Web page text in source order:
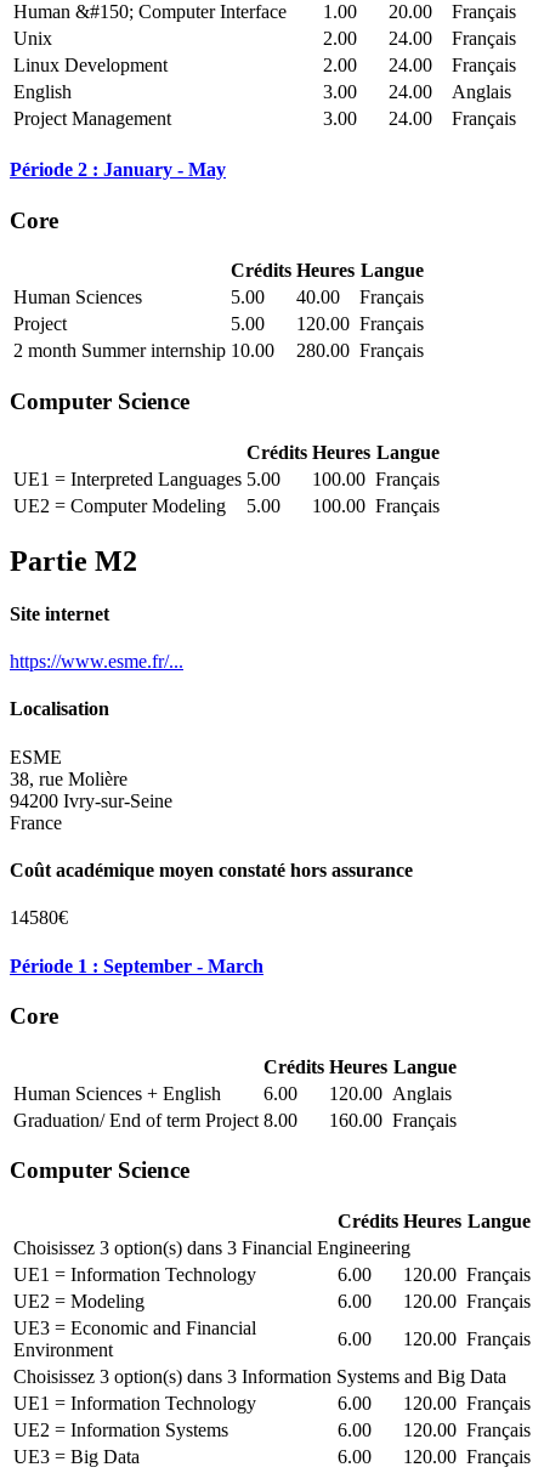
Human &#150; Computer Interface
1.00 20.00
Français
Unix
2.00 24.00
Français
Linux Development
2.00 24.00
Français
English
3.00 24.00
Anglais
Project Management
3.00 24.00 Français
Période 2 : January - May
Core
Crédits Heures Langue
Human Sciences
5.00 40.00
Français
Project
5.00 120.00 Français
2 month Summer internship 10.00 280.00 Français
Computer Science
Crédits Heures Langue
UE1 = Interpreted Languages 5.00 100.00 Français
UE2 = Computer Modeling
5.00 100.00 Français
Partie M2
Site internet
https://www.esme.fr/...
Localisation
ESME
38, rue Molière
94200 Ivry-sur-Seine
France
Coût académique moyen constaté hors assurance
14580€
Période 1 : September - March
Core
Crédits Heures Langue
Human Sciences + English
6.00 120.00 Anglais
Graduation/ End of term Project 8.00 160.00 Français
Computer Science
Crédits Heures Langue
Choisissez 3 option(s) dans 3 Financial Engineering
UE1 = Information Technology
6.00 120.00 Français
UE2 = Modeling
6.00 120.00 Français
UE3 = Economic and Financial
Environment
6.00 120.00 Français
Choisissez 3 option(s) dans 3 Information Systems and Big Data
UE1 = Information Technology
6.00 120.00 Français
UE2 = Information Systems
6.00 120.00 Français
UE3 = Big Data
6.00 120.00 Français